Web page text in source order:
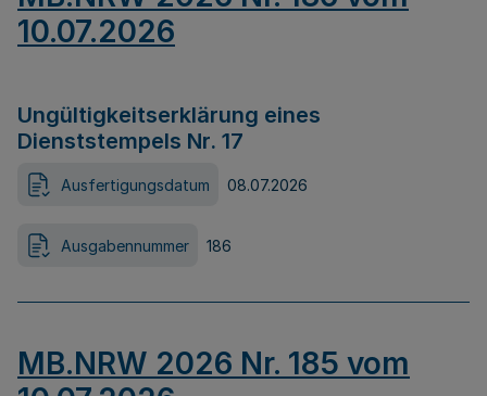
10.07.2026
Ungültigkeitserklärung eines
Dienststempels Nr. 17
Ausfertigungsdatum 08.07.2026
Ausgabennummer 186
MB.NRW 2026 Nr. 185 vom